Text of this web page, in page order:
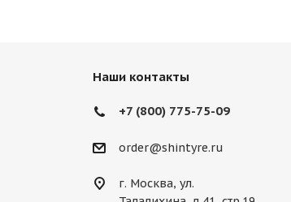
Наши контакты
+7 (800) 775-75-09
order@shintyre.ru
г. Москва, ул.